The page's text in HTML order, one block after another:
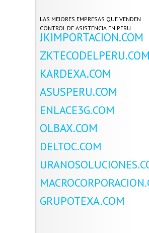
LAS MEJORES EMPRESAS QUE VENDEN
CONTROL DE ASISTENCIA EN PERU
JKIMPORTACION.COM
ZKTECODELPERU.COM
KARDEXA.COM
ASUSPERU.COM
ENLACE3G.COM
OLBAX.COM
DELTOC.COM
GRUPOTEXA.COM